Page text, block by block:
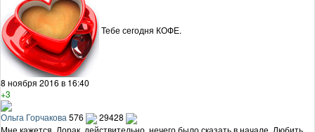
Тебе сегодня КОФЕ.
8 ноября 2016 в 16:40
+3
Ольга Горчакова576
29428